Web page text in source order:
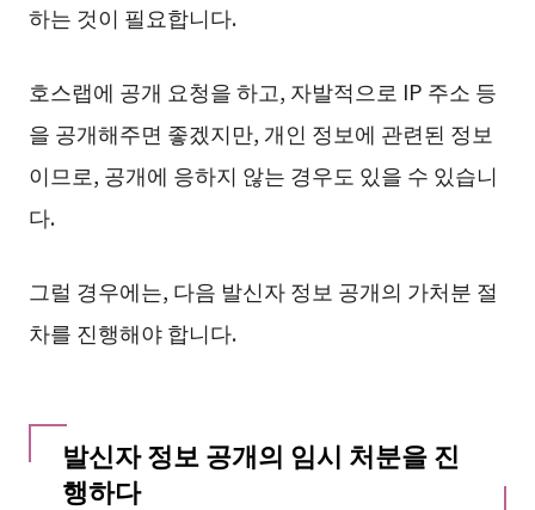
하는 것이 필요합니다.
호스랩에 공개 요청을 하고, 자발적으로 IP 주소 등
을 공개해주면 좋겠지만, 개인 정보에 관련된 정보
이므로, 공개에 응하지 않는 경우도 있을 수 있습니
다.
그럴 경우에는, 다음 발신자 정보 공개의 가처분 절
차를 진행해야 합니다.
발신자 정보 공개의 임시 처분을 진
행하다